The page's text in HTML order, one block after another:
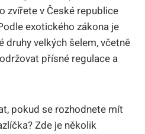
zvířete v České republice
exotického zákona je
druhy velkých šelem, včetně
přísné regulace a
pokud se rozhodnete mít
Zde je několik